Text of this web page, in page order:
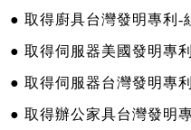
● 取得廚具台灣發明專利-
● 取得伺服器美國發明專
● 取得伺服器台灣發明專
● 取得辦公家具台灣發明